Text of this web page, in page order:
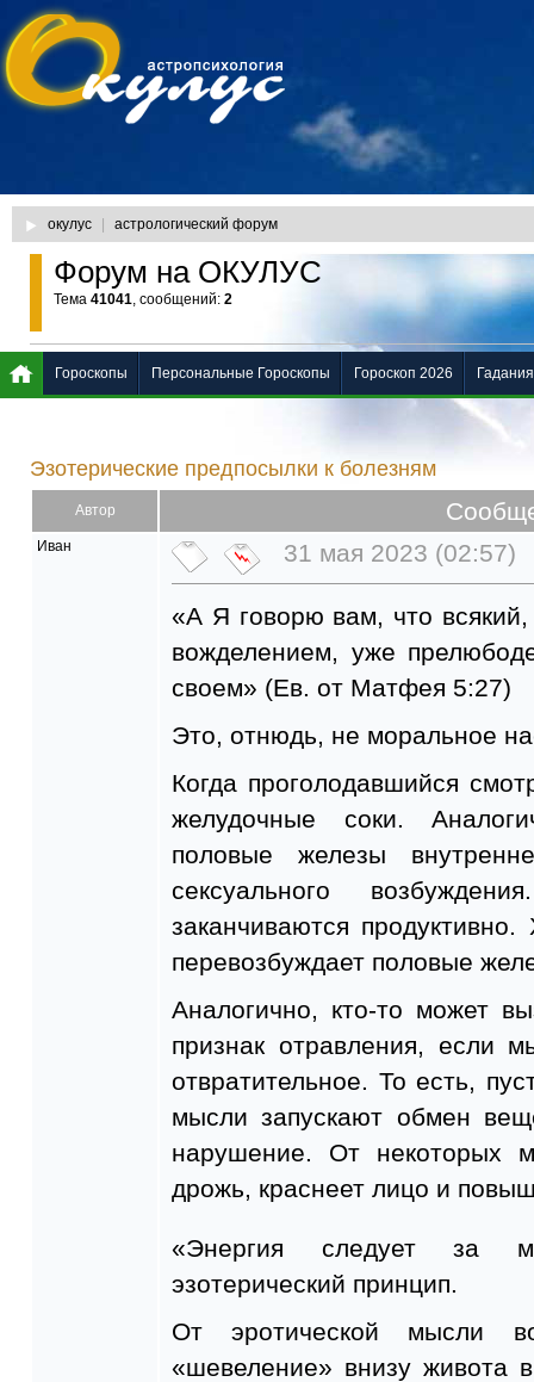
окулус астрологический форум
Форум на ОКУЛУС
Тема 41041, сообщений: 2
Эзотерические предпосылки к болезням
Автор
Иван 31 мая 2023 (02:57)
«А Я говорю вам, что
вожделением, уже
своем» (Ев. от Матфея 5:27)
Это, отнюдь, не моральное
Когда проголодавшийся
желудочные соки.
половые железы
сексуального
заканчиваются
перевозбуждает половые
Аналогично, кто-то может
признак отравления, если
отвратительное. То есть,
мысли запускают обмен
нарушение. От некоторых
дрожь, краснеет лицо и
«Энергия следует за
эзотерический принцип.
От эротической мысли
«шевеление» внизу живота
Гороскопы Персональные Гороскопы Гороскоп 2026 Гадания